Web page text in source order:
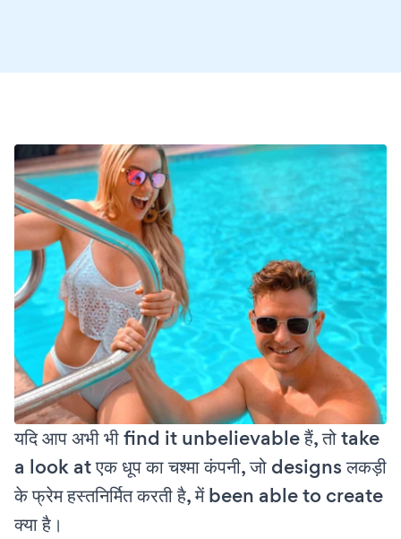
यदि आप अभी भी find it unbelievable हैं, तो take
a look at एक धूप का चश्मा कंपनी, जो designs लकड़ी
के फ्रेम हस्तनिर्मित करती है, में been able to create
क्या है।